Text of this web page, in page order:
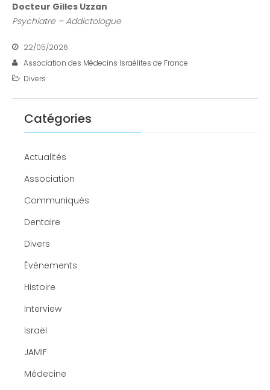
Docteur Gilles Uzzan
Psychiatre – Addictologue
22/05/2026
Association des Médecins Israélites de France
Divers
Catégories
Actualités
Association
Communiqués
Dentaire
Divers
Événements
Histoire
Interview
Israël
JAMIF
Médecine